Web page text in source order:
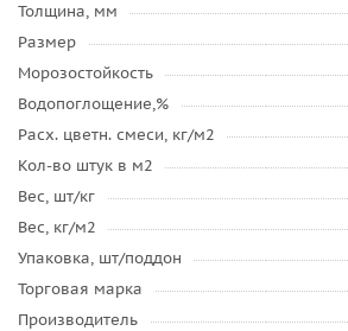
Толщина, мм
Размер
Морозостойкость
Водопоглощение,%
Расх. цветн. смеси, кг/м2
Кол-во штук в м2
Вес, шт/кг
Вес, кг/м2
Упаковка, шт/поддон
Торговая марка
Производитель